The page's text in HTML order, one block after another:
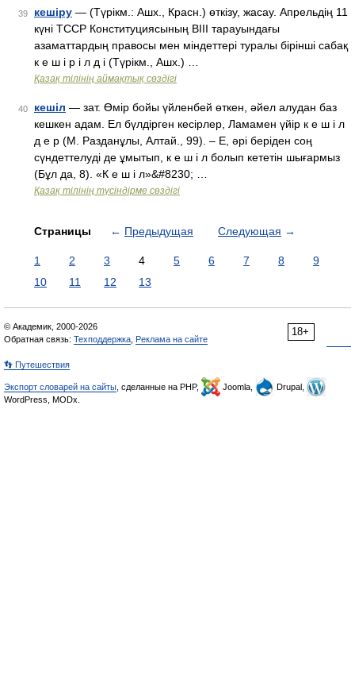
39 кешіру — (Түрікм.: Ашх., Красн.) өткізу, жасау. Апрельдің 11
күні ТССР Конституциясының ВIII тарауындағы
азаматтардың правосы мен міндеттері туралы бірінші сабақ
к е ш і р і л д і (Түрікм., Ашх.) …
Қазақ тілінің аймақтық сөздігі
40 кешіл — зат. Өмір бойы үйленбей өткен, әйел алудан баз
кешкен адам. Ел бүлдірген кесірлер, Ламамен үйір к е ш і л
д е р (М. Разданұлы, Алтай., 99). – Е, әрі беріден соң
сүндеттелуді де ұмытып, к е ш і л болып кететін шығармыз
(Бұл да, 8). «К е ш і л»&#8230; …
Қазақ тілінің түсіндірме сөздігі
Страницы ← Предыдущая Следующая →
1 2 3 4 5 6 7 8
9
10
11 12 13
18+
© Академик, 2000-2026
Обратная связь: Техподдержка Реклама на сайте
👣 Путешествия
Экспорт словарей на сайты , сделанные на PHP, Joomla,
Drupal,
WordPress, MODx.